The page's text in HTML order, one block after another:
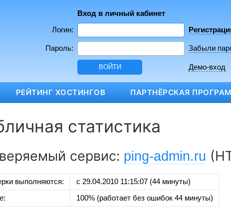
Вход в личный кабинет
Логин:
Пароль: Забыли
Демо-вход
РЕЙТИНГ ХОСТИНГОВ ПАРТНЁРСКАЯ
статистика
сервис: ping-admin.ru
выполняются:
с 29.04.2010 11:15:07 (44 минуты)
100% (работает без ошибок 44 минуты)